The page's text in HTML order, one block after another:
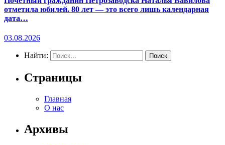
отметила юбилей. 80 лет — это всего лишь календарная
дата…
03.08.2026
Найти:
Страницы
Главная
О нас
Архивы